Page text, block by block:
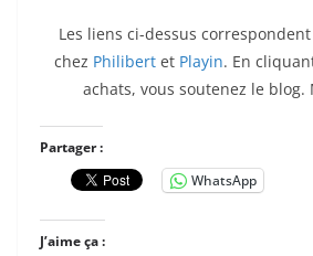
Les liens ci-dessus
chez Philibert et Playin. En
achats, vous soutenez le blog.
Partager :
WhatsApp
J’aime ça :